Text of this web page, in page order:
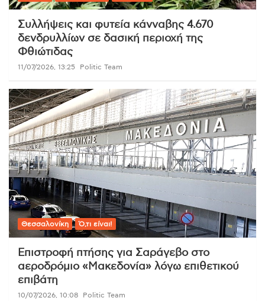
Συλλήψεις και φυτεία κάνναβης 4.670
δενδρυλλίων σε δασική περιοχή της
Φθιώτιδας
11/07/2026, 13:25 Politic Team
Θεσσαλονίκη Ό,τι είναι!
Επιστροφή πτήσης για Σαράγεβο στο
αεροδρόμιο «Μακεδονία» λόγω επιθετικού
επιβάτη
10/07/2026, 10:08 Politic Team